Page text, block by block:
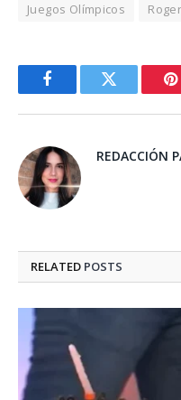
Juegos Olímpicos
FacebookTwitter
REDACCIÓN
RELATED POSTS